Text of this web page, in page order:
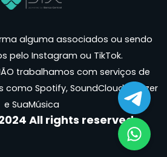
alguma associados ou sendo
pelo Instagram ou TikTok.
trabalhamos com serviços de
Spotify, SoundCloud, Deezer
e SuaMúsica
All rights reserved.